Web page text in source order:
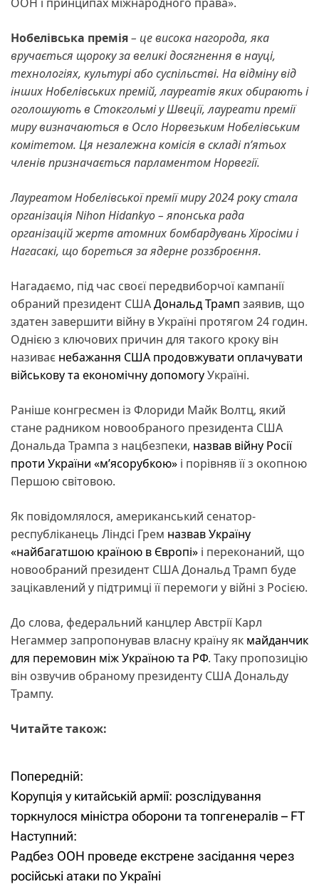
Нобелівська премія– це висока нагорода, яка
вручається щороку за великі досягнення в науці,
технологіях, культурі або суспільстві. На відміну від
інших Нобелівських премій, лауреатів яких обирають і
оголошують в Стокгольмі у Швеції, лауреати премії
миру визначаються в Осло Норвезьким Нобелівським
комітетом. Ця незалежна комісія в складі п’ятьох
членів призначається парламентом Норвегії.
Лауреатом Нобелівської премії миру 2024 року стала
організація Nihon Hidankyo – японська рада
організацій жертв атомних бомбардувань Хіросіми і
Нагасакі, що бореться за ядерне роззброєння.
Нагадаємо, під час своєї передвиборчої кампанії
обраний президент СШАДональд Трамп заявив, що
здатен завершити війну в Україні протягом 24 годин.
Однією з ключових причин для такого кроку він
називає небажання США продовжувати оплачувати
військову та економічну допомогуУкраїні.
Раніше конгресмен із Флориди Майк Волтц, який
стане радником новообраного президента США
Дональда Трампа з нацбезпеки, назвав війну Росії
проти України «м’ясорубкою» і порівняв її з окопною
Першою світовою.
Як повідомлялося, американський сенатор-
республіканець Ліндсі Грем назвав Україну
«найбагатшою країною в Європі» і переконаний, що
новообраний президент США Дональд Трамп буде
зацікавлений у підтримці її перемоги у війні з Росією.
До слова, федеральний канцлер Австрії Карл
Негаммер запропонував власну країну як майданчик
для перемовин між Україною та РФ. Таку пропозицію
він озвучив обраному президенту США Дональду
Трампу.
Читайте також:
Н
а
в
і
Попередній:
Корупція у китайській армії: розслідування
торкнулося міністра оборони та топгенералів – FT
Наступний:
Радбез ООН проведе екстрене засідання через
російські атаки по Україні